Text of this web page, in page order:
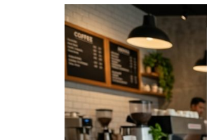
Jebakan
Pinjaman
Bank:
Cara
Menghindari
Masalah
Finansial